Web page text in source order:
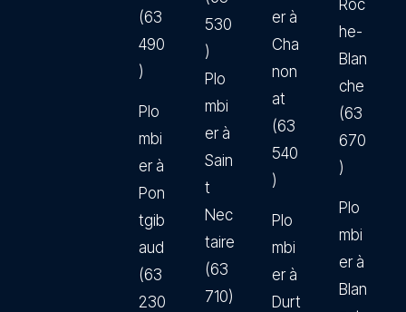
(63
490
)
Plo
mbi
er à
Pon
tgib
aud
(63
230
530
)
Plo
mbi
er à
Sain
t
Nec
taire
(63
710)
er à
Cha
non
at
(63
540
)
Plo
mbi
er à
Durt
Roc
he-
Blan
che
(63
670
)
Plo
mbi
er à
Blan